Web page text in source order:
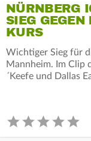
NÜRNBERG
SIEG
KURS
Wichtiger Sieg für
Mannheim. Im Clip
´Keefe und Dallas